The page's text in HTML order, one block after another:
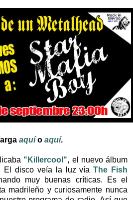
aquí o aquí.
"Killercool", el nuevo álbum
El disco veía la luz víaThe Fish
muy buenas críticas. Es el
madrileño y curiosamente nunca